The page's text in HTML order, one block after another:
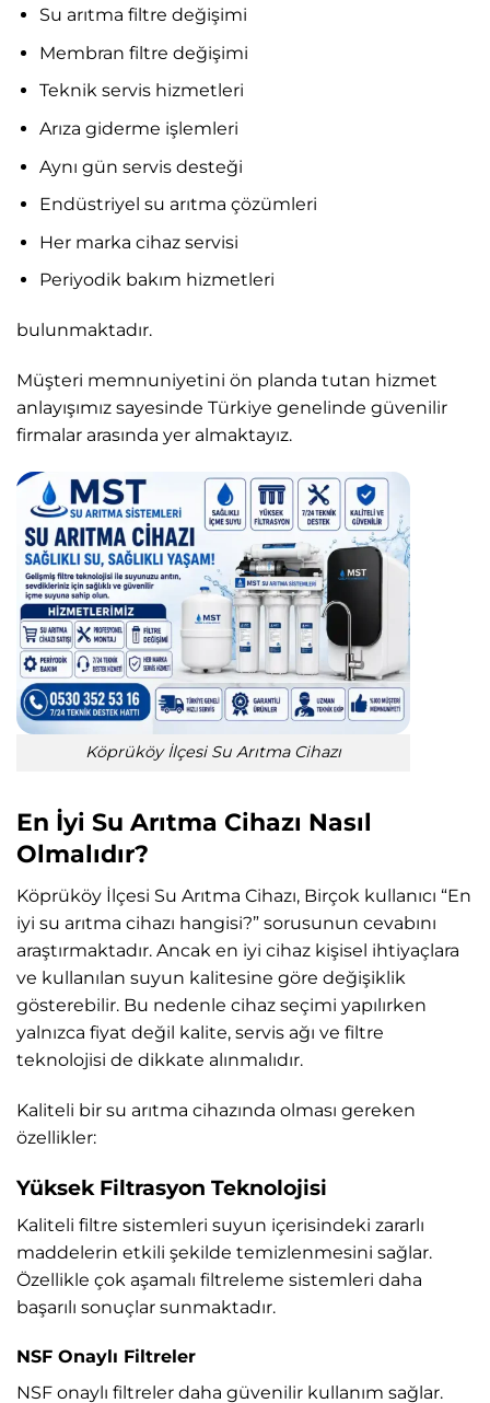
Su arıtma filtre değişimi
Membran filtre değişimi
Teknik servis hizmetleri
Arıza giderme işlemleri
Aynı gün servis desteği
Endüstriyel su arıtma çözümleri
Her marka cihaz servisi
Periyodik bakım hizmetleri
bulunmaktadır.
Müşteri memnuniyetini ön planda tutan hizmet
anlayışımız sayesinde Türkiye genelinde güvenilir
firmalar arasında yer almaktayız.
Köprüköy İlçesi Su Arıtma Cihazı
En İyi Su Arıtma Cihazı Nasıl
Olmalıdır?
Köprüköy İlçesi Su Arıtma Cihazı, Birçok kullanıcı “En
iyi su arıtma cihazı hangisi?” sorusunun cevabını
araştırmaktadır. Ancak en iyi cihaz kişisel ihtiyaçlara
ve kullanılan suyun kalitesine göre değişiklik
gösterebilir. Bu nedenle cihaz seçimi yapılırken
yalnızca fiyat değil kalite, servis ağı ve filtre
teknolojisi de dikkate alınmalıdır.
Kaliteli bir su arıtma cihazında olması gereken
özellikler:
Yüksek Filtrasyon Teknolojisi
Kaliteli filtre sistemleri suyun içerisindeki zararlı
maddelerin etkili şekilde temizlenmesini sağlar.
Özellikle çok aşamalı filtreleme sistemleri daha
başarılı sonuçlar sunmaktadır.
NSF Onaylı Filtreler
NSF onaylı filtreler daha güvenilir kullanım sağlar.